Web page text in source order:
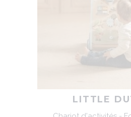
LITTLE